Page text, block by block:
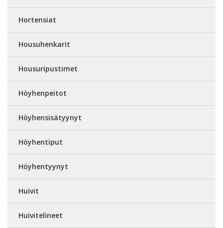
Hortensiat
Housuhenkarit
Housuripustimet
Höyhenpeitot
Höyhensisätyynyt
Höyhentiput
Höyhentyynyt
Huivit
Huivitelineet